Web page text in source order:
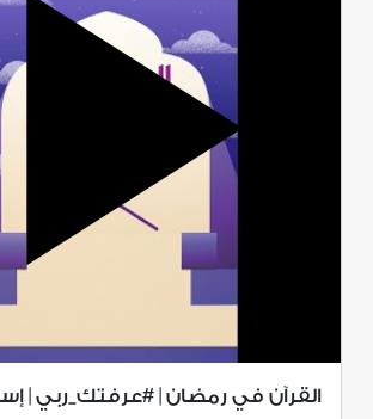
القرآن في رمضان | #عرفتك_ربي |